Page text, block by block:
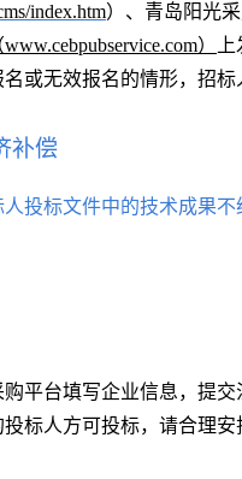
index.htm）、青岛阳光
www.cebpubservice.com）
或无效报名的情形，招
补偿
投标文件中的技术成果
购平台填写企业信息，提
标人方可投标，请合理安